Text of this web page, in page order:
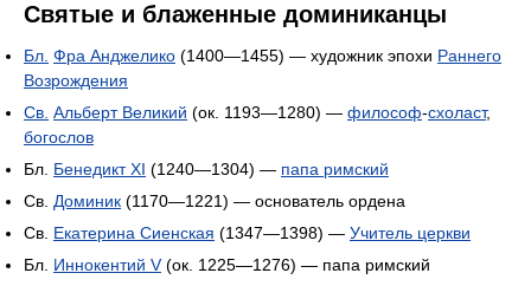
Святые и блаженные доминиканцы
Бл. Фра Анджелико (1400—1455) — художник эпохи Раннего
Возрождения
Св. Альберт Великий (ок. 1193—1280) — философ-схоласт,
богослов
Бл. Бенедикт XI (1240—1304) — папа римский
Св. Доминик (1170—1221) — основатель ордена
Св. Екатерина Сиенская (1347—1398) — Учитель церкви
Бл. Иннокентий V(ок. 1225—1276) — папа римский